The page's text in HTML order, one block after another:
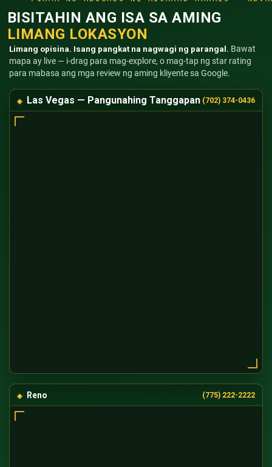
BISITAHIN ANG ISA SA AMING
LIMANG LOKASYON
Limang opisina. Isang pangkat na nagwagi ng parangal. Bawat
mapa ay live — i-drag para mag-explore, o mag-tap ng star rating
para mabasa ang mga review ng aming kliyente sa Google.
Las Vegas — Pangunahing Tanggapan (702) 374-0436
Reno (775) 222-2222